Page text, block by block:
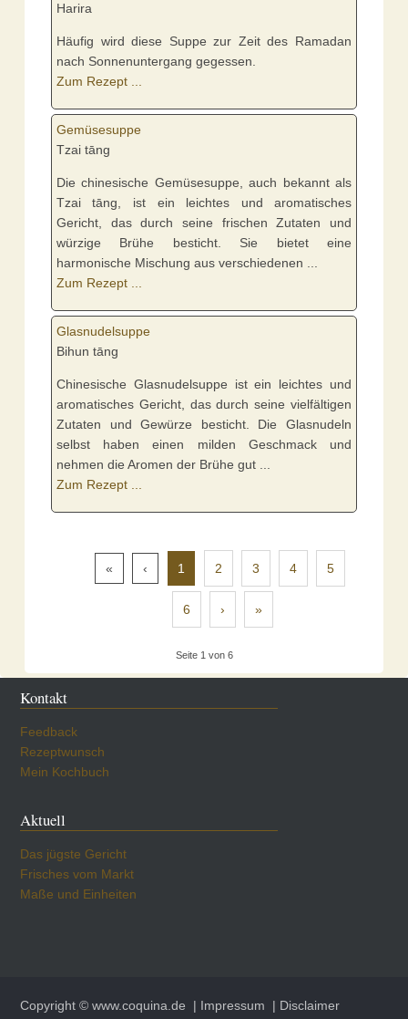
Harira
Häufig wird diese Suppe zur Zeit des Ramadan
nach Sonnenuntergang gegessen.
Zum Rezept ...
Gemüsesuppe
Tzai tāng
Die chinesische Gemüsesuppe, auch bekannt als
Tzai tāng, ist ein leichtes und aromatisches
Gericht, das durch seine frischen Zutaten und
würzige Brühe besticht. Sie bietet eine
harmonische Mischung aus verschiedenen ...
Zum Rezept ...
Glasnudelsuppe
Bihun tāng
Chinesische Glasnudelsuppe ist ein leichtes und
aromatisches Gericht, das durch seine vielfältigen
Zutaten und Gewürze besticht. Die Glasnudeln
selbst haben einen milden Geschmack und
nehmen die Aromen der Brühe gut ...
Zum Rezept ...
« ‹ 1 2 3 4 5
6 › »
Seite 1 von 6
Kontakt
Feedback
Rezeptwunsch
Mein Kochbuch
Aktuell
Das jügste Gericht
Frisches vom Markt
Maße und Einheiten
Copyright © www.coquina.de | Impressum
| Disclaimer